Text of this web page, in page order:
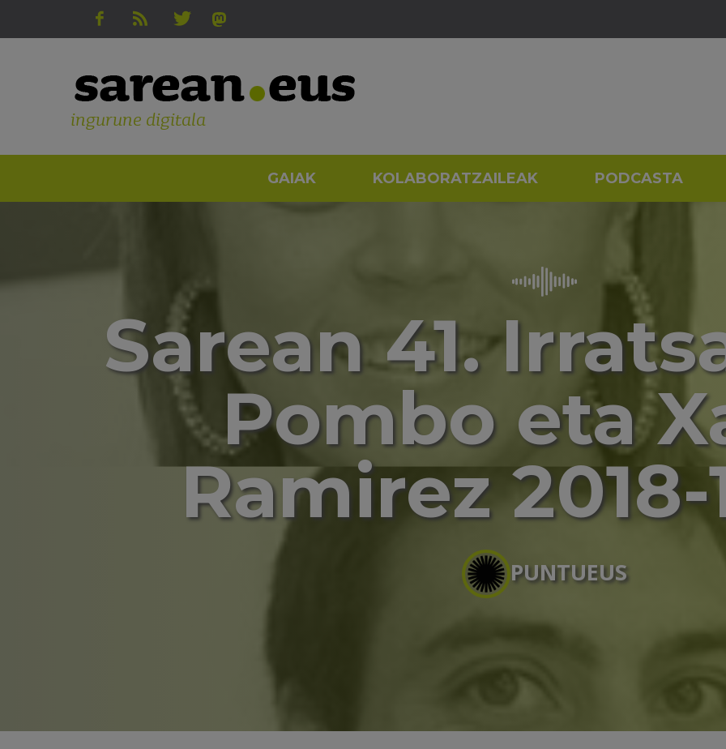
ingurune digitala
GAIAK KOLABORATZAILEAK PODCASTA
Sarean 41.
Pombo eta
Ramirez
PUNTUEUS